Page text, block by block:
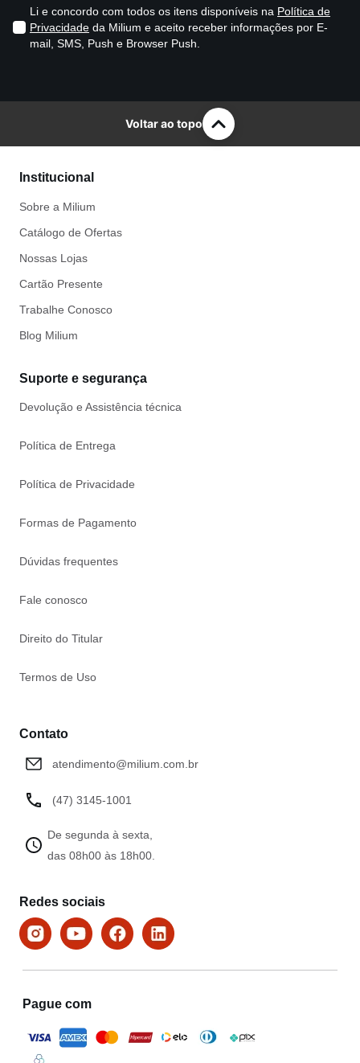
Li e concordo com todos os itens disponíveis na Política de
Privacidade da Milium e aceito receber informações por E-
mail, SMS, Push e Browser Push.
Voltar ao topo
Institucional
Sobre a Milium
Catálogo de Ofertas
Nossas Lojas
Cartão Presente
Trabalhe Conosco
Blog Milium
Suporte e segurança
Devolução e Assistência técnica
Política de Entrega
Política de Privacidade
Formas de Pagamento
Dúvidas frequentes
Fale conosco
Direito do Titular
Termos de Uso
Contato
atendimento@milium.com.br
(47) 3145-1001
De segunda à sexta,
das 08h00 às 18h00.
Redes sociais
Pague com